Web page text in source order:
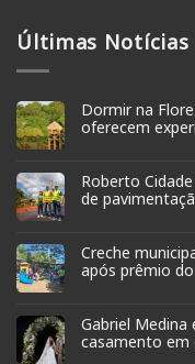
Últimas Notícias
Dormir na
oferecem
Roberto
de
Creche
após prêmio do
Gabriel Medina
casamento em